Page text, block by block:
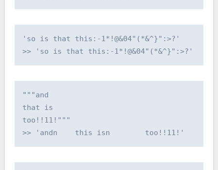
'so is that this:-1*!@&04"(*&^}":>?'
>> 'so is that this:-1*!@&04"(*&^}":>?'
"""and
that is
too!!11!"""
>> 'andn    this isn        too!!11!'